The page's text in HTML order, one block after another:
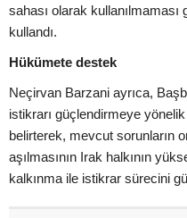
sahası olarak kullanılmaması
kullandı.
Hükümete destek
Neçirvan Barzani ayrıca,
istikrarı güçlendirmeye
belirterek, mevcut sorunların
aşılmasının Irak halkının
kalkınma ile istikrar sürecini